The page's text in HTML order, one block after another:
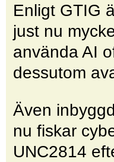
Enligt GTIG
just nu
använda AI
dessutom
Även
nu fiskar
UNC2814